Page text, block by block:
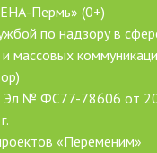
Пермь» (0+)
по надзору в
массовых
Эл № ФС77-78606 от
«Переменим»